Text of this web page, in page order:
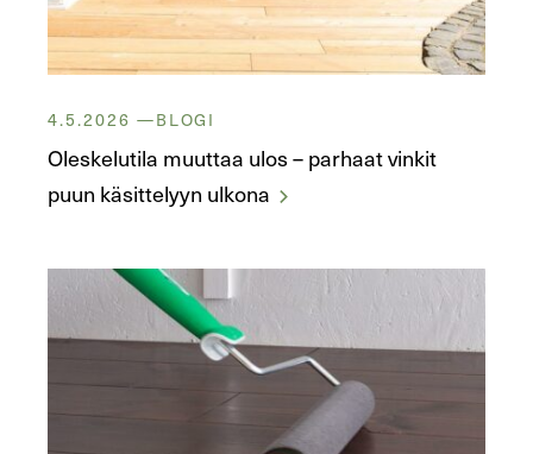
4.5.2026 BLOGI
Oleskelutila muuttaa ulos – parhaat vinkit
puun käsittelyyn ulkona